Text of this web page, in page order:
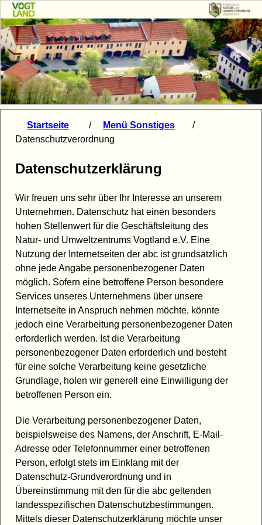
Startseite / Menü Sonstiges
/
Datenschutzverordnung
Datenschutzerklärung
Wir freuen uns sehr über Ihr Interesse an unserem
Unternehmen. Datenschutz hat einen besonders
hohen Stellenwert für die Geschäftsleitung des
Natur- und Umweltzentrums Vogtland e.V. Eine
Nutzung der Internetseiten der abc ist grundsätzlich
ohne jede Angabe personenbezogener Daten
möglich. Sofern eine betroffene Person besondere
Services unseres Unternehmens über unsere
Internetseite in Anspruch nehmen möchte, könnte
jedoch eine Verarbeitung personenbezogener Daten
erforderlich werden. Ist die Verarbeitung
personenbezogener Daten erforderlich und besteht
für eine solche Verarbeitung keine gesetzliche
Grundlage, holen wir generell eine Einwilligung der
betroffenen Person ein.
Die Verarbeitung personenbezogener Daten,
beispielsweise des Namens, der Anschrift, E-Mail-
Adresse oder Telefonnummer einer betroffenen
Person, erfolgt stets im Einklang mit der
Datenschutz-Grundverordnung und in
Übereinstimmung mit den für die abc geltenden
landesspezifischen Datenschutzbestimmungen.
Mittels dieser Datenschutzerklärung möchte unser